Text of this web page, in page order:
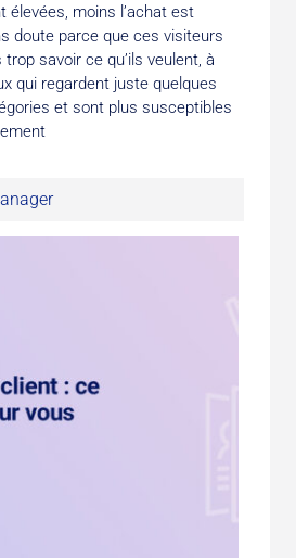
élevées, moins l’achat est
doute parce que ces visiteurs
savoir ce qu’ils veulent, à
qui regardent juste quelques
et sont plus susceptibles